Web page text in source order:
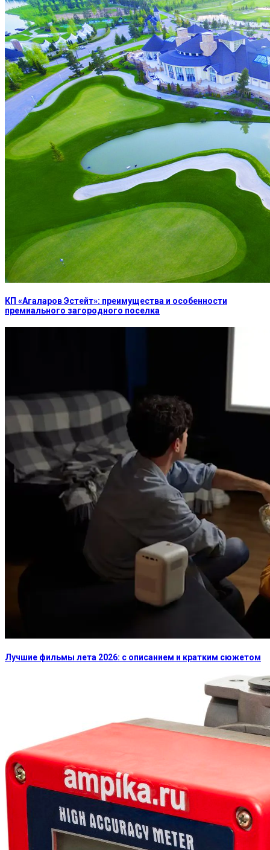
КП «Агаларов Эстейт»: преимущества и особенности
премиального загородного поселка
Лучшие фильмы лета 2026: с описанием и кратким сюжетом